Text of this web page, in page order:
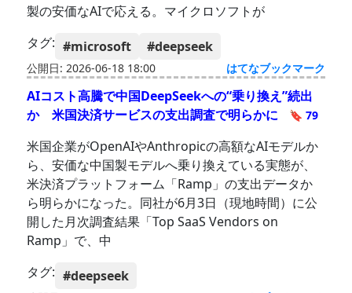
製の安価なAIで応える。マイクロソフトが
タグ: #microsoft #deepseek
公開日: 2026-06-18 18:00 はてなブックマーク
AIコスト高騰で中国DeepSeekへの“乗り換え”続出
か 米国決済サービスの支出調査で明らかに
🔖 79
米国企業がOpenAIやAnthropicの高額なAIモデルか
ら、安価な中国製モデルへ乗り換えている実態が、
米決済プラットフォーム「Ramp」の支出データか
ら明らかになった。同社が6月3日（現地時間）に公
開した月次調査結果「Top SaaS Vendors on
Ramp」で、中
タグ: #deepseek